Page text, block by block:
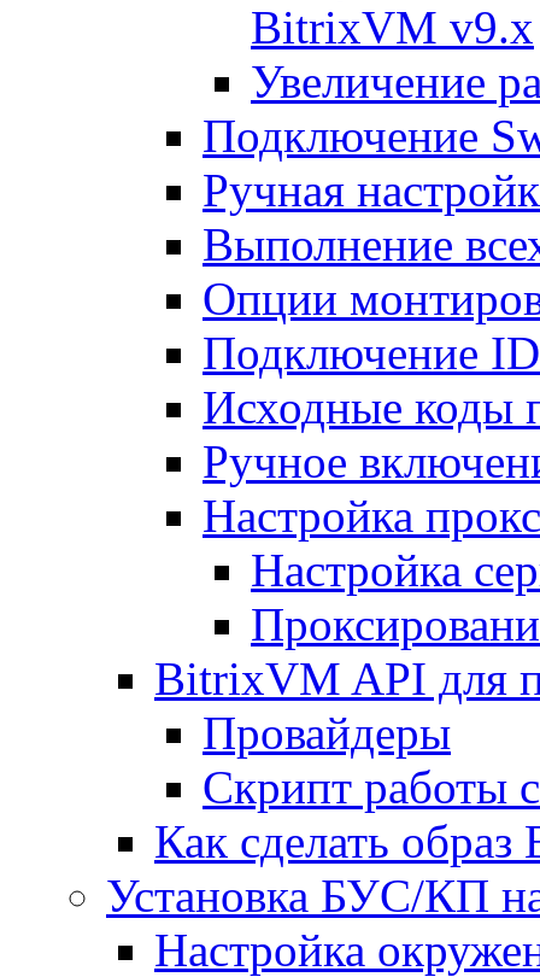
BitrixVM v9.x
Увеличение
Подключение
Ручная
Выполнение
Опции
Подключение
Исходные коды
Ручное
Настройка
Настройка
BitrixVM API для
Провайдеры
Скрипт работы
Как сделать
Установка БУС/КП
Настройка